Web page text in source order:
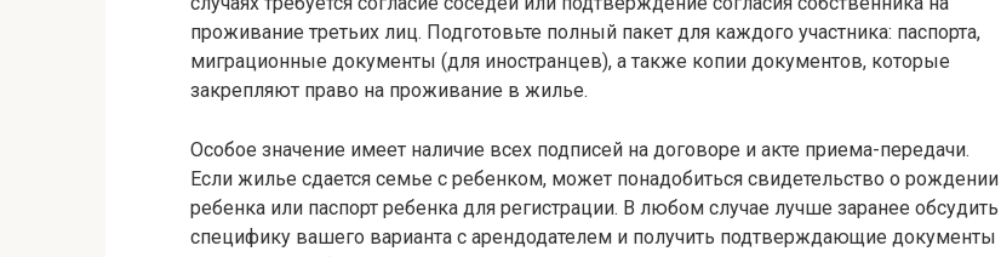
проживание третьих лиц. Подготовьте полный пакет для каждого участника: паспорта,
миграционные документы (для иностранцев), а также копии документов, которые
закрепляют право на проживание в жилье.
Особое значение имеет наличие всех подписей на договоре и акте приема-передачи.
Если жилье сдается семье с ребенком, может понадобиться свидетельство о рождении
ребенка или паспорт ребенка для регистрации. В любом случае лучше заранее обсудить
специфику вашего варианта с арендодателем и получить подтверждающие документы